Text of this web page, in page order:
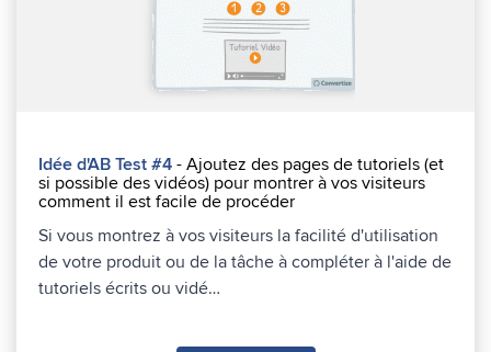
Idée d'AB Test #4 - Ajoutez des pages de tutoriels (et
si possible des vidéos) pour montrer à vos visiteurs
comment il est facile de procéder
Si vous montrez à vos visiteurs la facilité d'utilisation
de votre produit ou de la tâche à compléter à l'aide de
tutoriels écrits ou vidé…